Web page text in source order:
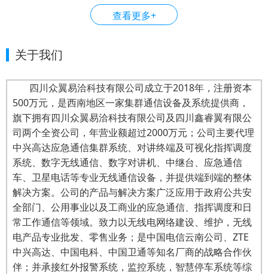
查看更多+
关于我们
四川众翼易洽科技有限公司成立于2018年，注册资本
500万元，是西南地区一家集群通信设备及系统提供商，
旗下拥有四川众翼易洽科技有限公司及四川鑫睿翼有限公
司两个全资公司，年营业额超过2000万元；公司主要代理
中兴高达应急通信集群系统、对讲终端及可视化指挥调度
系统、数字无线通信、数字对讲机、中继台、应急通信
车、卫星电话等专业无线通信设备，并提供端到端的整体
解决方案。公司的产品与解决方案广泛应用于政府公共安
全部门、公用事业以及工商业的应急通信、指挥调度和日
常工作通信等领域。致力以无线电网络建设、维护，无线
电产品专业批发、零售业务；是中国电信云南公司、ZTE
中兴高达、中国电科、中国卫通等知名厂商的战略合作伙
伴；并承接红外报警系统，监控系统，智慧停车系统等综